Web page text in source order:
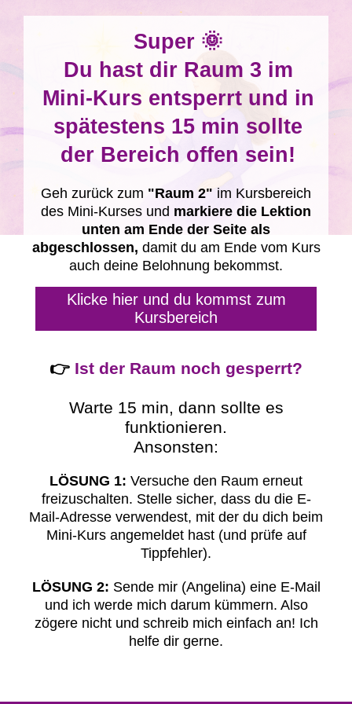
Super 🌞
Du hast dir Raum 3 im
Mini-Kurs entsperrt und in
spätestens 15 min sollte
der Bereich offen sein!
Geh zurück zum "Raum 2" im Kursbereich
des Mini-Kurses und markiere die Lektion
unten am Ende der Seite als
abgeschlossen, damit du am Ende vom Kurs
auch deine Belohnung bekommst.
Klicke hier und du kommst zum
Kursbereich
👉 Ist der Raum noch gesperrt?
Warte 15 min, dann sollte es
funktionieren.
Ansonsten:
LÖSUNG 1: Versuche den Raum erneut
freizuschalten. Stelle sicher, dass du die E-
Mail-Adresse verwendest, mit der du dich beim
Mini-Kurs angemeldet hast (und prüfe auf
Tippfehler).
LÖSUNG 2: Sende mir (Angelina) eine E-Mail
und ich werde mich darum kümmern. Also
zögere nicht und schreib mich einfach an! Ich
helfe dir gerne.